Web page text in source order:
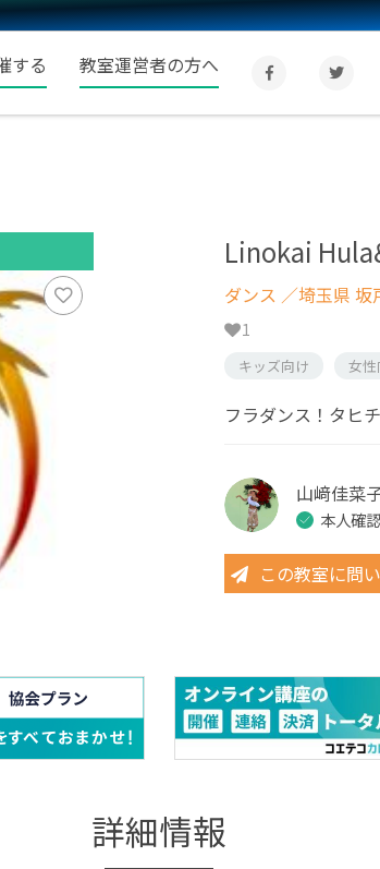
する 教室運営者の方へ
Linokai
ダンス ／埼玉県 坂
1
キッズ向け 女性
フラダンス！タヒ
山﨑佳菜
本人確
この教室に問
詳細情報